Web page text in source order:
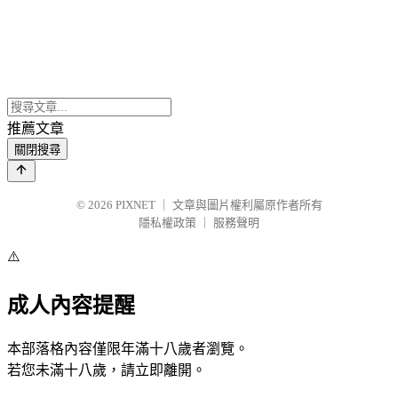
推薦文章
關閉搜尋
© 2026 PIXNET
文章與圖片權利屬原作者所有
隱私權政策
服務聲明
⚠️
成人內容提醒
本部落格內容僅限年滿十八歲者瀏覽。
若您未滿十八歲，請立即離開。